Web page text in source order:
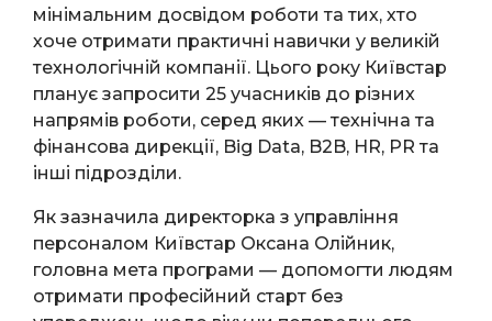
мінімальним досвідом роботи та тих, хто
хоче отримати практичні навички у великій
технологічній компанії. Цього року Київстар
планує запросити 25 учасників до різних
напрямів роботи, серед яких — технічна та
фінансова дирекції, Big Data, B2B, HR, PR та
інші підрозділи.
Як зазначила директорка з управління
персоналом Київстар Оксана Олійник,
головна мета програми — допомогти людям
отримати професійний старт без